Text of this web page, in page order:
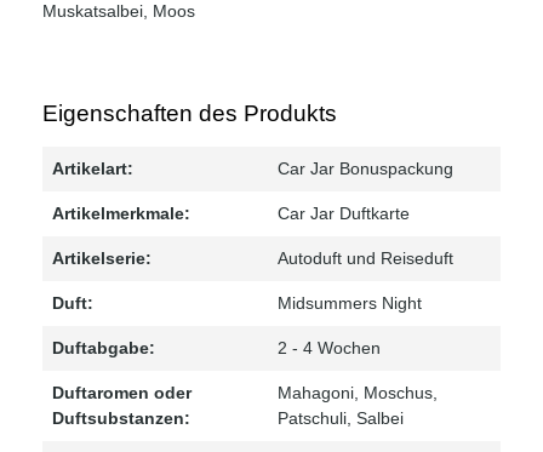
Muskatsalbei, Moos
Eigenschaften des Produkts
Artikelart: Car Jar Bonuspackung
Artikelmerkmale: Car Jar Duftkarte
Artikelserie: Autoduft und Reiseduft
Duft: Midsummers Night
Duftabgabe: 2 - 4 Wochen
Duftaromen oder
Duftsubstanzen:
Mahagoni, Moschus,
Patschuli, Salbei